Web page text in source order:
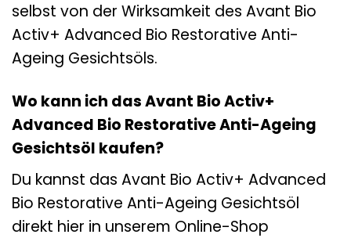
selbst von der Wirksamkeit des Avant Bio
Activ+ Advanced Bio Restorative Anti-
Ageing Gesichtsöls.
Wo kann ich das Avant Bio Activ+
Advanced Bio Restorative Anti-Ageing
Gesichtsöl kaufen?
Du kannst das Avant Bio Activ+ Advanced
Bio Restorative Anti-Ageing Gesichtsöl
direkt hier in unserem Online-Shop